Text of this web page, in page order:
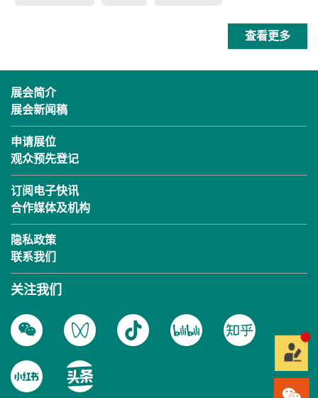
查看更多
展会简介
展会新闻稿
申请展位
观众预先登记
订阅电子快讯
合作媒体及机构
隐私政策
联系我们
关注我们